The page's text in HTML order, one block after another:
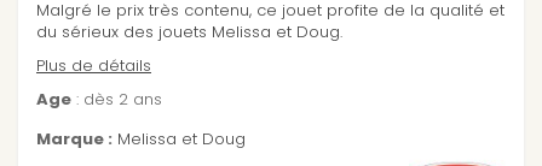
Malgré le prix très contenu, ce jouet profite de la qualité et
du sérieux des jouets Melissa et Doug.
Plus de détails
Age : dès 2 ans
Marque : Melissa et Doug